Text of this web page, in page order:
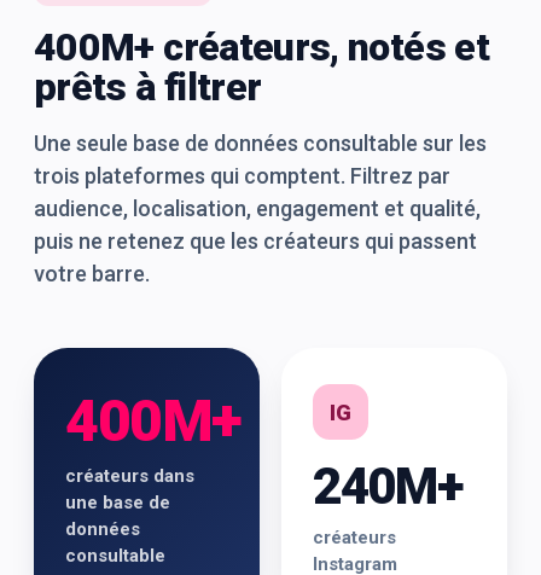
400M+ créateurs, notés et
prêts à filtrer
Une seule base de données consultable sur les
trois plateformes qui comptent. Filtrez par
audience, localisation, engagement et qualité,
puis ne retenez que les créateurs qui passent
votre barre.
400M+
créateurs dans
une base de
données
consultable
IG
240M+
créateurs
Instagram